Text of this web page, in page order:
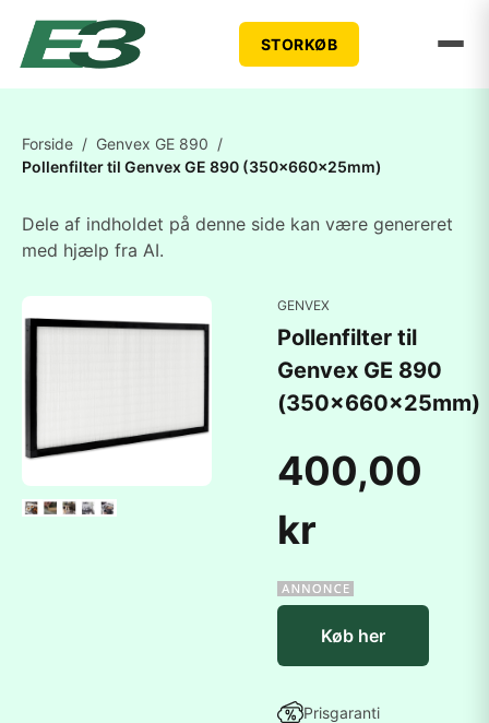
STORKØB
Forside / Genvex GE 890 /
Pollenfilter til Genvex GE 890 (350x660x25mm)
Dele af indholdet på denne side kan være genereret
med hjælp fra AI.
GENVEX
Pollenfilter til
Genvex GE 890
(350x660x25mm)
400,00
kr
Køb her
Prisgaranti